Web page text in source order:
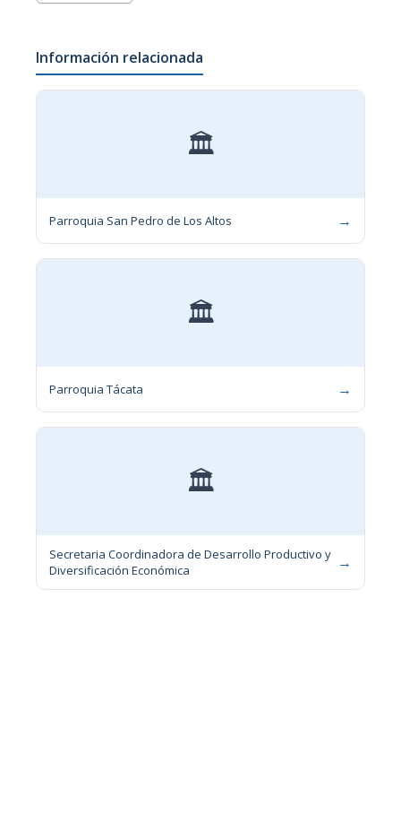
Información relacionada
🏛
Parroquia San Pedro de Los Altos →
🏛
Parroquia Tácata →
🏛
Secretaria Coordinadora de Desarrollo Productivo y
Diversificación Económica
→